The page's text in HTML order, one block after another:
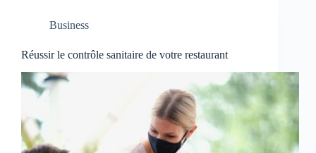
Business
Réussir le contrôle sanitaire de votre restaurant